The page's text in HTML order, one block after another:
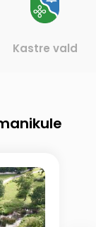
Kastre vald